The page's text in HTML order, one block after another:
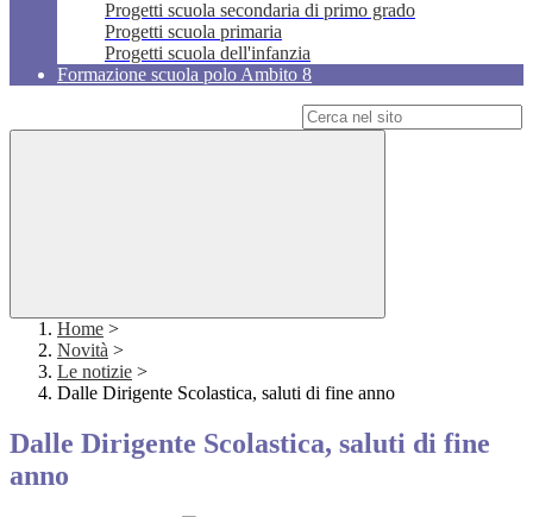
Progetti scuola secondaria di primo grado
Progetti scuola primaria
Progetti scuola dell'infanzia
Formazione scuola polo Ambito 8
Home >
Novità >
Le notizie >
Dalle Dirigente Scolastica, saluti di fine anno
Dalle Dirigente Scolastica, saluti di fine
anno